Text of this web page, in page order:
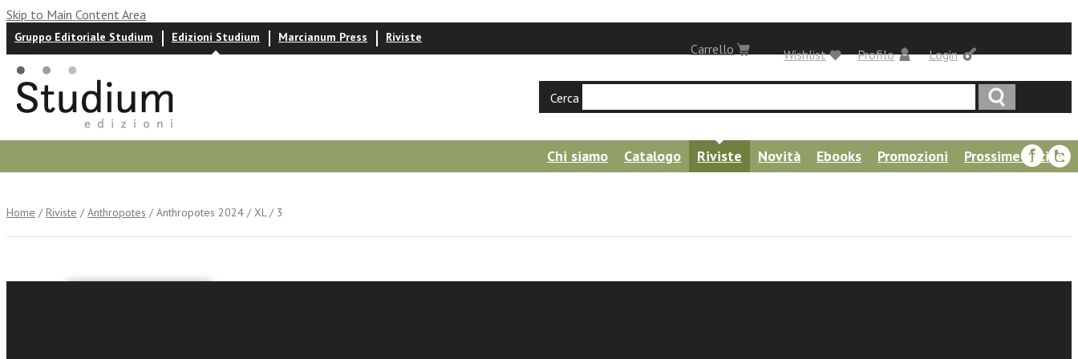
Skip to Main Content Area
Login
Carrello
Gruppo Editoriale Studium Edizioni Studium Marcianum Press Riviste
Profilo
Wishlist
Cerca
Chi siamo Catalogo Riviste Novità Ebooks Promozioni
Prossime uscite
Home / Riviste /Anthropotes / Anthropotes 2024 / XL / 3